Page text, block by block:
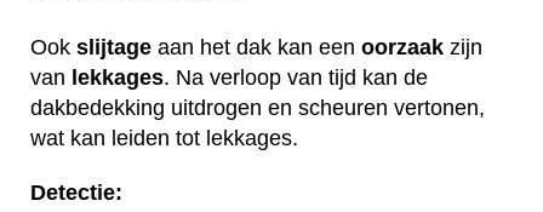
Ook slijtage aan het dak kan een oorzaak zijn
van lekkages. Na verloop van tijd kan de
dakbedekking uitdrogen en scheuren vertonen,
wat kan leiden tot lekkages.
Detectie: